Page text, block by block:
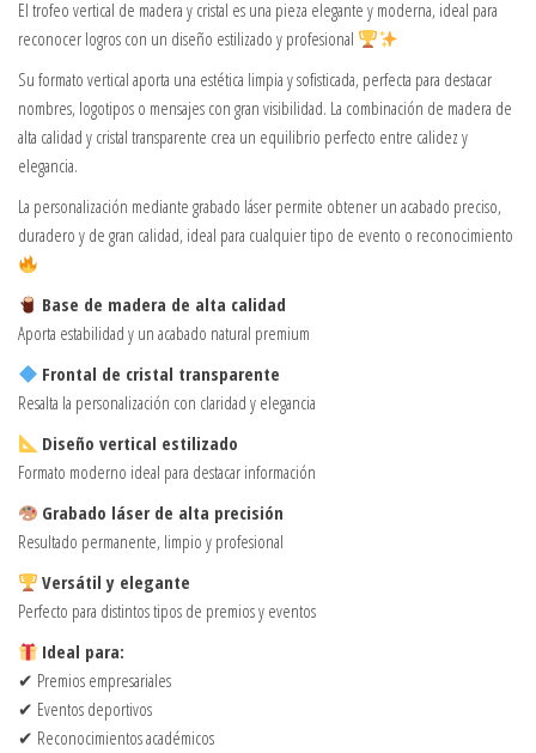
El trofeo vertical de madera y cristal es una pieza elegante y moderna, ideal para
reconocer logros con un diseño estilizado y profesional
Su formato vertical aporta una estética limpia y sofisticada, perfecta para destacar
nombres, logotipos o mensajes con gran visibilidad. La combinación de madera de
alta calidad y cristal transparente crea un equilibrio perfecto entre calidez y
elegancia.
La personalización mediante grabado láser permite obtener un acabado preciso,
duradero y de gran calidad, ideal para cualquier tipo de evento o reconocimiento
Base de madera de alta calidad
Aporta estabilidad y un acabado natural premium
Frontal de cristal transparente
Resalta la personalización con claridad y elegancia
Diseño vertical estilizado
Formato moderno ideal para destacar información
Grabado láser de alta precisión
Resultado permanente, limpio y profesional
Versátil y elegante
Perfecto para distintos tipos de premios y eventos
Ideal para:
✔ Premios empresariales
✔ Eventos deportivos
✔ Reconocimientos académicos